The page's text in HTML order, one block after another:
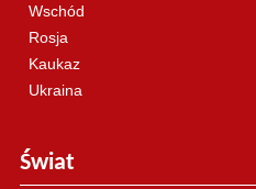
Wschód
Rosja
Kaukaz
Ukraina
Świat